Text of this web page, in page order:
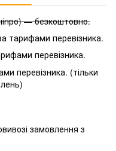
— безкоштовно.
тарифами перевізника.
перевізника.
перевізника. (тільки
замовлення з